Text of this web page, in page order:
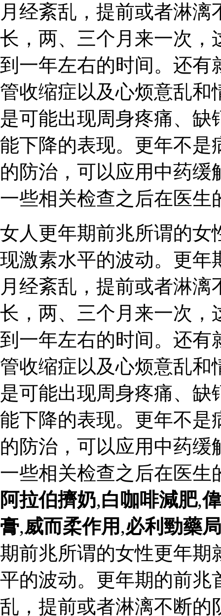
月经紊乱，提前或者淋
长，两、三个月来一次，
到一年左右的时间。还有
管收缩症以及心烦意乱和
是可能出现周身疼痛、
能下降的表现。更年不是
的防治，可以应用中药
一些相关检查之后在医生
女人更年期前兆所谓的女
现激素水平的波动。更年
月经紊乱，提前或者淋
长，两、三个月来一次，
到一年左右的时间。还有
管收缩症以及心烦意乱和
是可能出现周身疼痛、
能下降的表现。更年不是
的防治，可以应用中药
一些相关检查之后在医生
阿拉伯擠奶,白咖啡減肥,
膏,威而柔作用 ,必利勁藥局
期前兆所谓的女性更年期
平的波动。更年期的前兆
乱，提前或者淋漓不断的